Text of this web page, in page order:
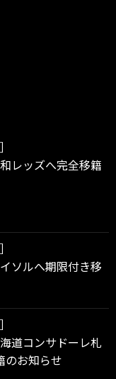
レッズへ完全移籍
ソルへ期限付き移
道コンサドーレ札
のお知らせ